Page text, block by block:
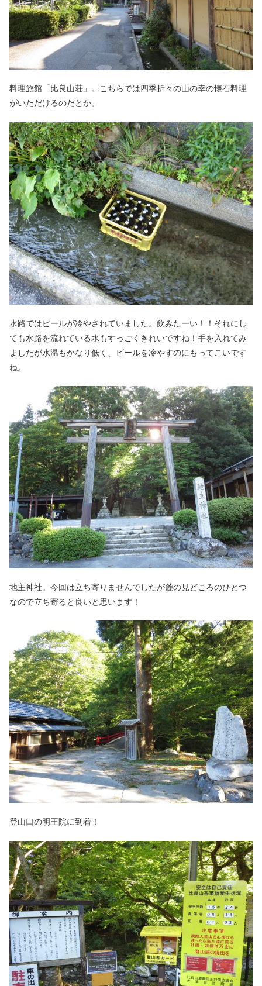
料理旅館「比良山荘」。こちらでは四季折々の山の幸の懐石料理
がいただけるのだとか。
水路ではビールが冷やされていました。飲みたーい！！それにし
ても水路を流れている水もすっごくきれいですね！手を入れてみ
ましたが水温もかなり低く、ビールを冷やすのにもってこいです
ね。
地主神社。今回は立ち寄りませんでしたが麓の見どころのひとつ
なので立ち寄ると良いと思います！
登山口の明王院に到着！